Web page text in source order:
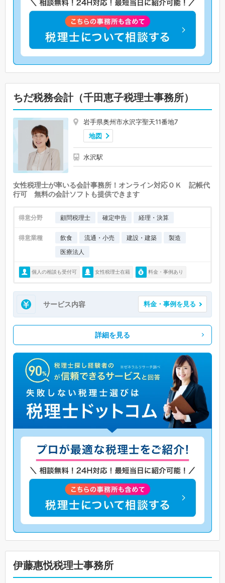
ちだ税務会計（千田恵子税理士事務所）
岩手県奥州市水沢字聖天11番地7
地図
水沢駅
女性税理士が率いる会計事務所！オンライン対応ＯＫ 記帳代
行可 無料の会計ソフトも提供できます
得意分野 顧問税理士 確定申告 経理・決算
得意業種 飲食 流通・小売 建設・建築
製造
医療法人
個人の相談も受付可 女性税理士在籍 料金・事例あり
サービス内容 料金・事例を見る
詳細を見る
伊藤惠悦税理士事務所